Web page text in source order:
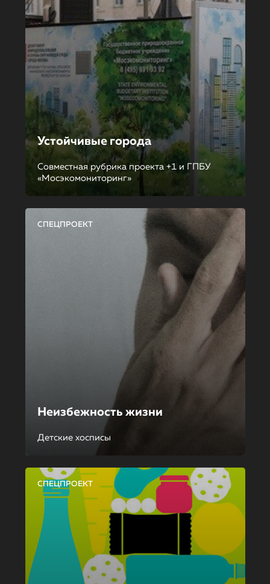
Устойчивые города
Совместная рубрика проекта +1 и ГПБУ
«Мосэкомониторинг»
СПЕЦПРОЕКТ
Неизбежность жизни
Детские хосписы
СПЕЦПРОЕКТ